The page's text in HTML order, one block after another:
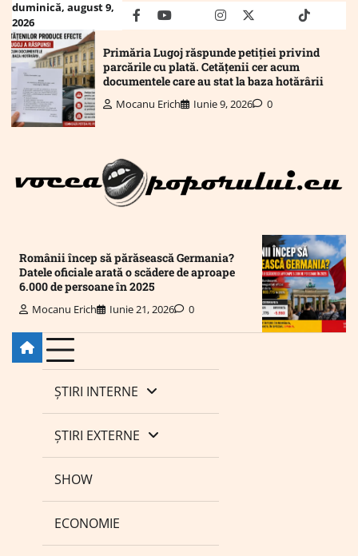
Skip
content
duminică, august 9,
2026
facebookyoutubeMailinstagram
twitter truthtiktok
Primăria Lugoj răspunde petiției privind
parcările cu plată. Cetățenii cer acum
documentele care au stat la baza hotărârii
Mocanu Erich Iunie 9, 2026 0
Românii încep să părăsească Germania?
Datele oficiale arată o scădere de aproape
6.000 de persoane în 2025
Mocanu Erich Iunie 21, 2026 0
ȘTIRI INTERNE
ȘTIRI EXTERNE
SHOW
ECONOMIE